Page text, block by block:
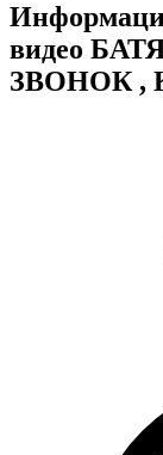
видео
ЗВОНОК ,